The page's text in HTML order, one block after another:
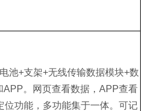
池+支架+无线传输数据模块+数
APP。网页查看数据，APP查看
位功能，多功能集于一体。可记